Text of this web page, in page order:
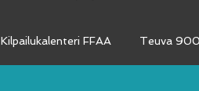
Kilpailukalenteri FFAA Teuva